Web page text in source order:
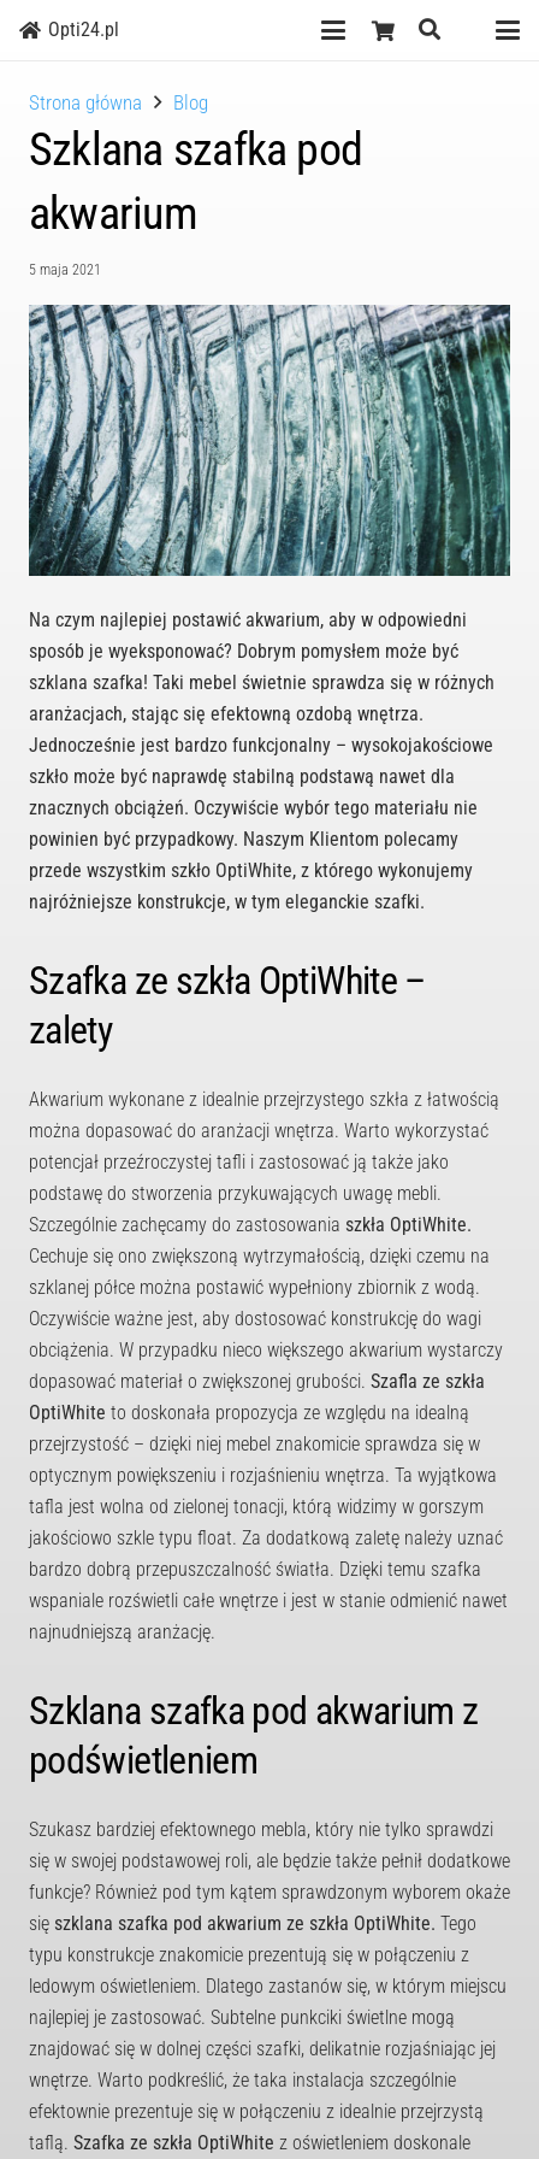
Opti24.pl Koszyk
Strona główna
Blog
Szklana szafka pod
akwarium
5 maja 2021
Na czym najlepiej postawić akwarium, aby w odpowiedni
sposób je wyeksponować? Dobrym pomysłem może być
szklana szafka! Taki mebel świetnie sprawdza się w różnych
aranżacjach, stając się efektowną ozdobą wnętrza.
Jednocześnie jest bardzo funkcjonalny – wysokojakościowe
szkło może być naprawdę stabilną podstawą nawet dla
znacznych obciążeń. Oczywiście wybór tego materiału nie
powinien być przypadkowy. Naszym Klientom polecamy
przede wszystkim szkło OptiWhite, z którego wykonujemy
najróżniejsze konstrukcje, w tym eleganckie szafki.
Szafka ze szkła OptiWhite –
zalety
Akwarium wykonane z idealnie przejrzystego szkła z łatwością
można dopasować do aranżacji wnętrza. Warto wykorzystać
potencjał przeźroczystej tafli i zastosować ją także jako
podstawę do stworzenia przykuwających uwagę mebli.
Szczególnie zachęcamy do zastosowania szkła OptiWhite.
Cechuje się ono zwiększoną wytrzymałością, dzięki czemu na
szklanej półce można postawić wypełniony zbiornik z wodą.
Oczywiście ważne jest, aby dostosować konstrukcję do wagi
obciążenia. W przypadku nieco większego akwarium wystarczy
dopasować materiał o zwiększonej grubości. Szafla ze szkła
OptiWhite to doskonała propozycja ze względu na idealną
przejrzystość – dzięki niej mebel znakomicie sprawdza się w
optycznym powiększeniu i rozjaśnieniu wnętrza. Ta wyjątkowa
tafla jest wolna od zielonej tonacji, którą widzimy w gorszym
jakościowo szkle typu float. Za dodatkową zaletę należy uznać
bardzo dobrą przepuszczalność światła. Dzięki temu szafka
wspaniale rozświetli całe wnętrze i jest w stanie odmienić nawet
najnudniejszą aranżację.
Szklana szafka pod akwarium z
podświetleniem
Szukasz bardziej efektownego mebla, który nie tylko sprawdzi
się w swojej podstawowej roli, ale będzie także pełnił dodatkowe
funkcje? Również pod tym kątem sprawdzonym wyborem okaże
się szklana szafka pod akwarium ze szkła OptiWhite. Tego
typu konstrukcje znakomicie prezentują się w połączeniu z
ledowym oświetleniem. Dlatego zastanów się, w którym miejscu
najlepiej je zastosować. Subtelne punkciki świetlne mogą
znajdować się w dolnej części szafki, delikatnie rozjaśniając jej
wnętrze. Warto podkreślić, że taka instalacja szczególnie
efektownie prezentuje się w połączeniu z idealnie przejrzystą
taflą. Szafka ze szkła OptiWhite z oświetleniem doskonale